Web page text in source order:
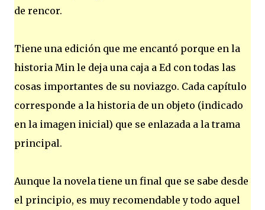
de rencor.
Tiene una edición que me encantó porque en la
historia Min le deja una caja a Ed con todas las
cosas importantes de su noviazgo. Cada capítulo
corresponde a la historia de un objeto (indicado
en la imagen inicial) que se enlazada a la trama
principal.
Aunque la novela tiene un final que se sabe desde
el principio, es muy recomendable y todo aquel